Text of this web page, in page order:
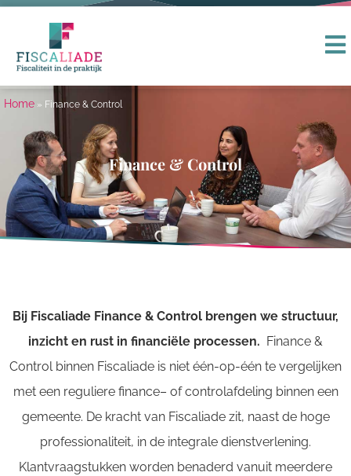
Home » Finance & Control
Finance & Control
Bij Fiscaliade Finance & Control brengen we structuur,
inzicht en rust in financiële processen. Finance &
Control binnen Fiscaliade is niet één-op-één te vergelijken
met een reguliere finance– ofcontrolafdeling binnen een
gemeente. De kracht van Fiscaliadezit, naast de hoge
professionaliteit, in de integrale dienstverlening.
Klantvraagstukken worden benaderd vanuit meerdere